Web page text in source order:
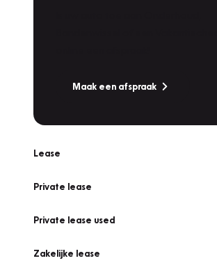
Maak een afspraak
Lease
Private lease
Private lease used
Zakelijke lease